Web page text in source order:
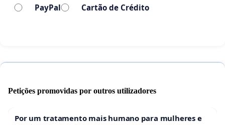
Aliança Francesa estreou em março de 1964, na
mesma semana em que os militares contrários ao
partir desta ação histórica que este espaço teatral
tornou-se um ponto de resistência artística e
PayPal Cartão de Crédito
Petições promovidas por outros utilizadores
Por um tratamento mais humano para mulheres e